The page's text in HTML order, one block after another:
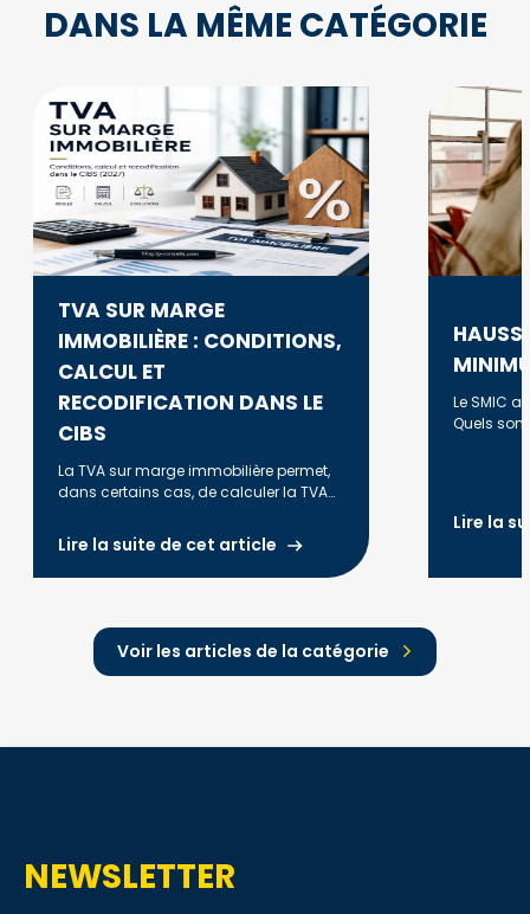
DANS LA MÊME CATÉGORIE
TVA SUR MARGE
IMMOBILIÈRE : CONDITIONS,
CALCUL ET
RECODIFICATION DANS LE
CIBS
La TVA sur marge immobilière permet,
dans certains cas, de calculer la TVA
de la revente d'un bien. Découvrez les
conditions d'application, la méthode
de calcul, les principales règles fiscales
du 1er janvier 2027.
Lire la suite de cet article
Le SMIC a
Quels
Lire la
Voir les articles de la catégorie
NEWSLETTER